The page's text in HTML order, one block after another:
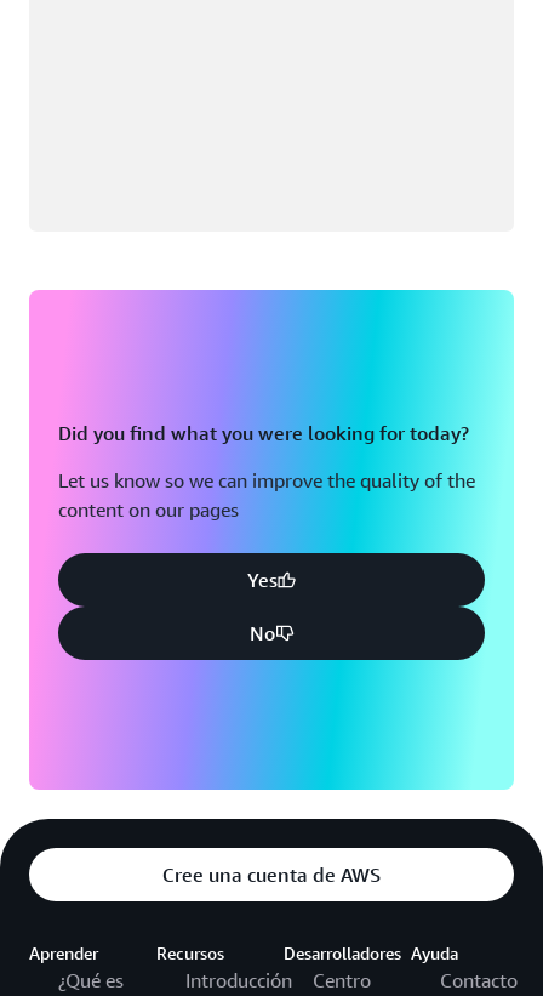
Did you find what you were looking for today?
Let us know so we can improve the quality of the
content on our pages
Yes
No
Cree una cuenta de AWS
Aprender
¿Qué es
Recursos
Introducción
Desarrolladores
Centro
Ayuda
Contacto